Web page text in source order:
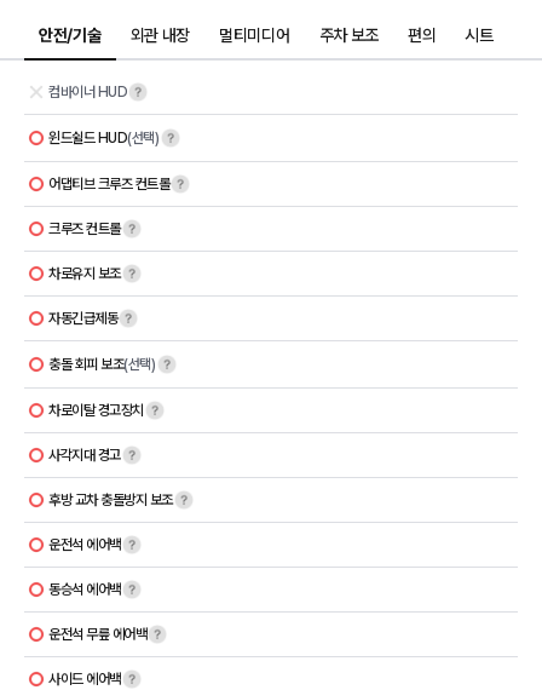
안전/기술 외관 내장 멀티미디어 주차 보조 편의 시트
컴바이너 HUD
윈드쉴드 HUD(선택)
어댑티브 크루즈 컨트롤
크루즈 컨트롤
차로유지 보조
자동긴급제동
충돌 회피 보조(선택)
차로이탈 경고장치
사각지대 경고
후방 교차 충돌방지 보조
운전석 에어백
동승석 에어백
운전석 무릎 에어백
사이드 에어백